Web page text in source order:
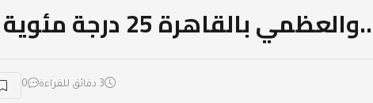
بالقاهرة 25 درجة مئوية
3 دقائق للقراءة 0